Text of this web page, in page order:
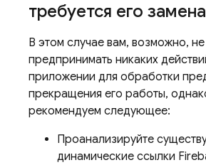
требуется его
В этом случае вам, возможно,
предпринимать никаких
приложении для обработки
прекращения его работы,
рекомендуем следующее:
Проанализируйте
динамические ссылки